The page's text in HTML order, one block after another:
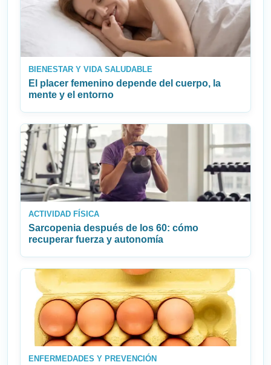
BIENESTAR Y VIDA SALUDABLE
El placer femenino depende del cuerpo, la
mente y el entorno
ACTIVIDAD FÍSICA
Sarcopenia después de los 60: cómo
recuperar fuerza y autonomía
ENFERMEDADES Y PREVENCIÓN